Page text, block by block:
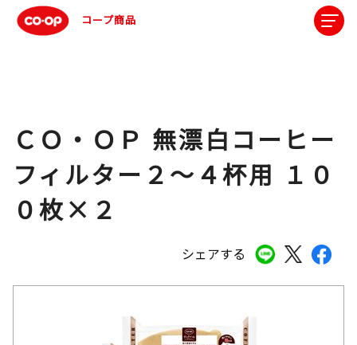
コープ商品
シェアする
ＣＯ・ＯＰ 無漂白コーヒー
フィルター２～４杯用 １０
０枚×２